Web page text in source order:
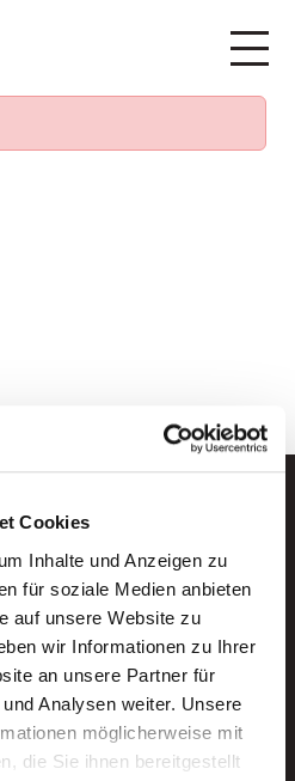
Cookies
Inhalte und Anzeigen zu
für soziale Medien anbieten
auf unsere Website zu
wir Informationen zu Ihrer
an unsere Partner für
Analysen weiter. Unsere
möglicherweise mit
die Sie ihnen bereitgestellt
per E-Mail.
Service von AWO
eintragen